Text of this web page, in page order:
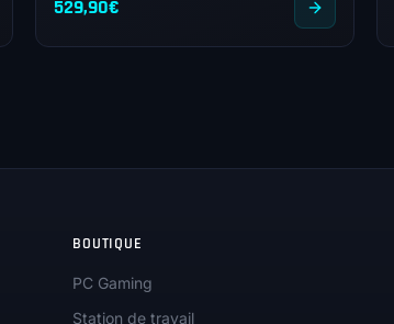
529,90€
BOUTIQUE
PC Gaming
Station de travail